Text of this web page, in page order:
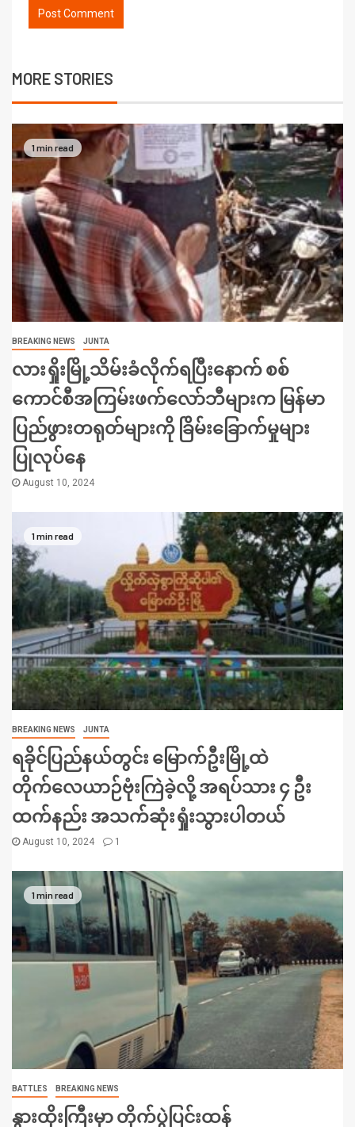
MORE STORIES
1 min read
BREAKING NEWS JUNTA
လားရှိုးမြို့သိမ်းခံလိုက်ရပြီးနောက် စစ်
ကောင်စီအကြမ်းဖက်လော်ဘီများက မြန်မာ
ပြည်ဖွားတရုတ်များကို ခြိမ်းခြောက်မှုများ
ပြုလုပ်နေ
August 10, 2024
1 min read
BREAKING NEWS JUNTA
ရခိုင်ပြည်နယ်တွင်း မြောက်ဦးမြို့ထဲ
တိုက်လေယာဉ်ဗုံးကြဲခဲ့လို့ အရပ်သား ၄ ဦး
ထက်နည်း အသက်ဆုံးရှုံးသွားပါတယ်
August 10, 2024 1
1 min read
BATTLES BREAKING NEWS
နွားထိုးကြီးမှာ တိုက်ပွဲပြင်းထန်